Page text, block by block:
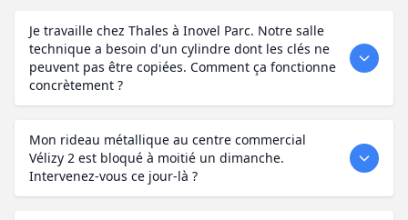
Je travaille chez Thales à Inovel Parc. Notre salle
technique a besoin d'un cylindre dont les clés ne
peuvent pas être copiées. Comment ça fonctionne
concrètement ?
Mon rideau métallique au centre commercial
Vélizy 2 est bloqué à moitié un dimanche.
Intervenez-vous ce jour-là ?